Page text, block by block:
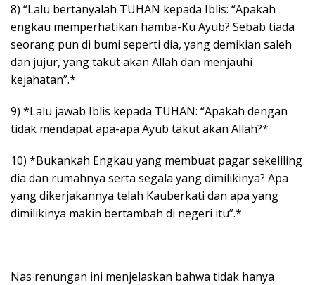
8) “Lalu bertanyalah TUHAN kepada Iblis: “Apakah
engkau memperhatikan hamba-Ku Ayub? Sebab tiada
seorang pun di bumi seperti dia, yang demikian saleh
dan jujur, yang takut akan Allah dan menjauhi
kejahatan”.*
9) *Lalu jawab Iblis kepada TUHAN: “Apakah dengan
tidak mendapat apa-apa Ayub takut akan Allah?*
10) *Bukankah Engkau yang membuat pagar sekeliling
dia dan rumahnya serta segala yang dimilikinya? Apa
yang dikerjakannya telah Kauberkati dan apa yang
dimilikinya makin bertambah di negeri itu”.*
Nas renungan ini menjelaskan bahwa tidak hanya